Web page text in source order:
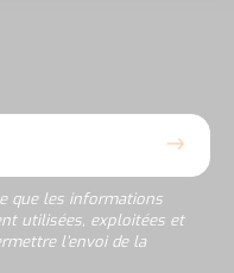
que les informations
utilisées, exploitées et
l’envoi de la